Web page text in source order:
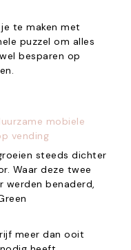
te maken met
puzzel om alles
besparen op
mobiele
vending
steeds dichter
Waar deze twee
werden benaderd,